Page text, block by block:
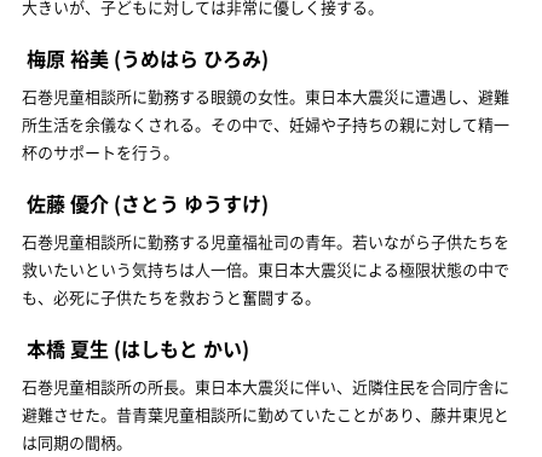
大きいが、子どもに対しては非常に優しく接する。
梅原 裕美 (うめはら ひろみ)
石巻児童相談所に勤務する眼鏡の女性。東日本大震災に遭遇し、避難
所生活を余儀なくされる。その中で、妊婦や子持ちの親に対して精一
杯のサポートを行う。
佐藤 優介 (さとう ゆうすけ)
石巻児童相談所に勤務する児童福祉司の青年。若いながら子供たちを
救いたいという気持ちは人一倍。東日本大震災による極限状態の中で
も、必死に子供たちを救おうと奮闘する。
本橋 夏生 (はしもと かい)
石巻児童相談所の所長。東日本大震災に伴い、近隣住民を合同庁舎に
避難させた。昔青葉児童相談所に勤めていたことがあり、藤井東児と
は同期の間柄。